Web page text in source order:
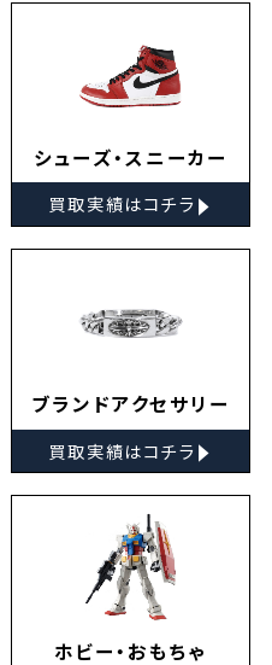
シューズ・スニーカー
買取実績はコチラ ▸
ブランドアクセサリー
買取実績はコチラ ▸
ホビー・おもちゃ